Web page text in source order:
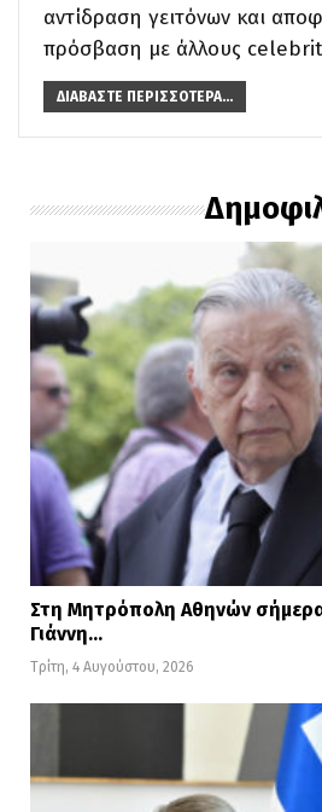
αντίδραση γειτόνων και
πρόσβαση με άλλους
ΔΙΑΒΆΣΤΕ ΠΕΡΙΣΣΌΤΕΡΑ...
Στη Μητρόπολη Αθηνών
Γιάννη…
Τρίτη, 4 Αυγούστου, 2026